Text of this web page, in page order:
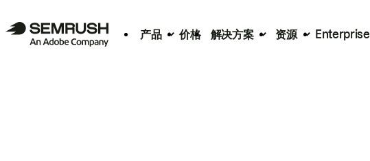
产品 价格 解决方案 资源 Enterprise